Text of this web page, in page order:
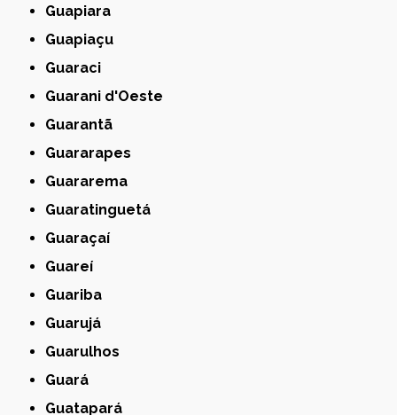
Guapiara
Guapiaçu
Guaraci
Guarani d'Oeste
Guarantã
Guararapes
Guararema
Guaratinguetá
Guaraçaí
Guareí
Guariba
Guarujá
Guarulhos
Guará
Guatapará